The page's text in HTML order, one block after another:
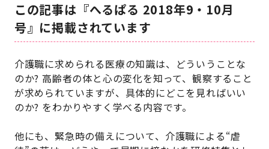
この記事は『へるぱる 2018年9・10月
号』に掲載されています
介護職に求められる医療の知識は、どういうことな
のか? 高齢者の体と心の変化を知って、観察すること
が求められていますが、具体的にどこを見ればいい
のか? をわかりやすく学べる内容です。
他にも、緊急時の備えについて、介護職による“虐